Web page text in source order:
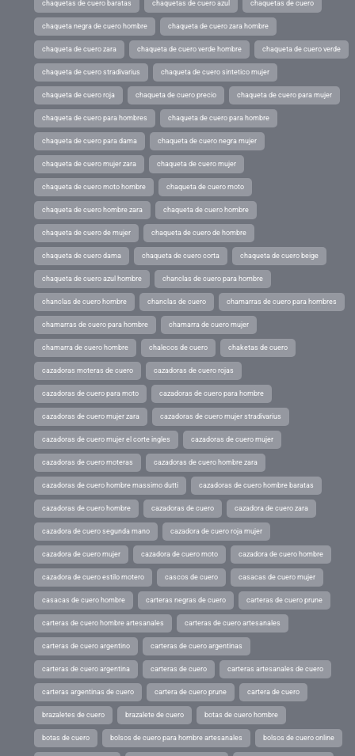
chaquetas de cuero baratas chaquetas de cuero azul chaquetas de cuero
chaqueta negra de cuero hombre chaqueta de cuero zara hombre
chaqueta de cuero zara chaqueta de cuero verde hombre chaqueta de cuero verde
chaqueta de cuero stradivarius chaqueta de cuero sintetico mujer
chaqueta de cuero roja chaqueta de cuero precio chaqueta de cuero para mujer
chaqueta de cuero para hombres chaqueta de cuero para hombre
chaqueta de cuero para dama chaqueta de cuero negra mujer
chaqueta de cuero mujer zara chaqueta de cuero mujer
chaqueta de cuero moto hombre chaqueta de cuero moto
chaqueta de cuero hombre zara chaqueta de cuero hombre
chaqueta de cuero de mujer chaqueta de cuero de hombre
chaqueta de cuero dama chaqueta de cuero corta chaqueta de cuero beige
chaqueta de cuero azul hombre chanclas de cuero para hombre
chanclas de cuero hombre chanclas de cuero chamarras de cuero para hombres
chamarras de cuero para hombre chamarra de cuero mujer
chamarra de cuero hombre chalecos de cuero chaketas de cuero
cazadoras moteras de cuero cazadoras de cuero rojas
cazadoras de cuero para moto cazadoras de cuero para hombre
cazadoras de cuero mujer zara cazadoras de cuero mujer stradivarius
cazadoras de cuero mujer el corte ingles cazadoras de cuero mujer
cazadoras de cuero moteras cazadoras de cuero hombre zara
cazadoras de cuero hombre massimo dutti cazadoras de cuero hombre baratas
cazadoras de cuero hombre cazadoras de cuero cazadora de cuero zara
cazadora de cuero segunda mano cazadora de cuero roja mujer
cazadora de cuero mujer cazadora de cuero moto cazadora de cuero hombre
cazadora de cuero estilo motero cascos de cuero casacas de cuero mujer
casacas de cuero hombre carteras negras de cuero carteras de cuero prune
carteras de cuero hombre artesanales carteras de cuero artesanales
carteras de cuero argentino carteras de cuero argentinas
carteras de cuero argentina carteras de cuero carteras artesanales de cuero
carteras argentinas de cuero cartera de cuero prune cartera de cuero
brazaletes de cuero brazalete de cuero botas de cuero hombre
botas de cuero bolsos de cuero para hombre artesanales bolsos de cuero online